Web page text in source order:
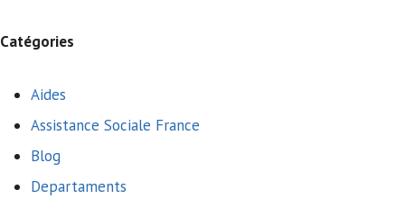
Catégories
Aides
Assistance Sociale France
Blog
Departaments